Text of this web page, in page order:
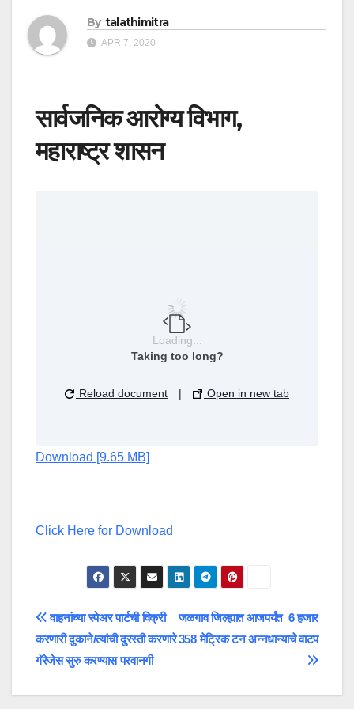
By talathimitra
APR 7, 2020
सार्वजनिक आरोग्य विभाग,
महाराष्ट्र शासन
Loading...
Taking too long?
Reload document | Open in new tab
Download [9.65 MB]
Click Here for Download
Post
navigation
जळगाव जिल्ह्यात आजपर्यंत 6 हजार
358 मेट्रिक टन अन्नधान्याचे वाटप
वाहनांच्या स्पेअर पार्टची विक्री
करणारी दुकाने/त्यांची दुरस्ती करणारे
गॅरेजेस सुरु करण्यास परवानगी